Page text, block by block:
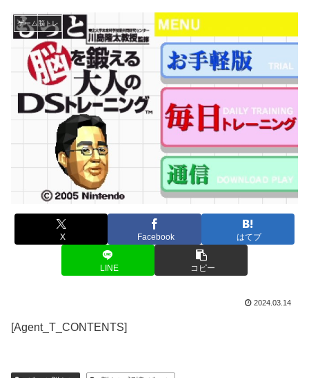
ゲーム脳トレ
X Facebook はてブ
LINE コピー
2024.03.14
[Agent_T_CONTENTS]